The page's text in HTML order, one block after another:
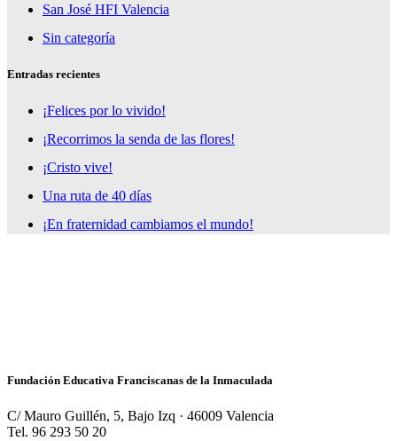
San José HFI Valencia
Sin categoría
Entradas recientes
¡Felices por lo vivido!
¡Recorrimos la senda de las flores!
¡Cristo vive!
Una ruta de 40 días
¡En fraternidad cambiamos el mundo!
Fundación Educativa Franciscanas de la Inmaculada
C/ Mauro Guillén, 5, Bajo Izq · 46009 Valencia
Tel. 96 293 50 20